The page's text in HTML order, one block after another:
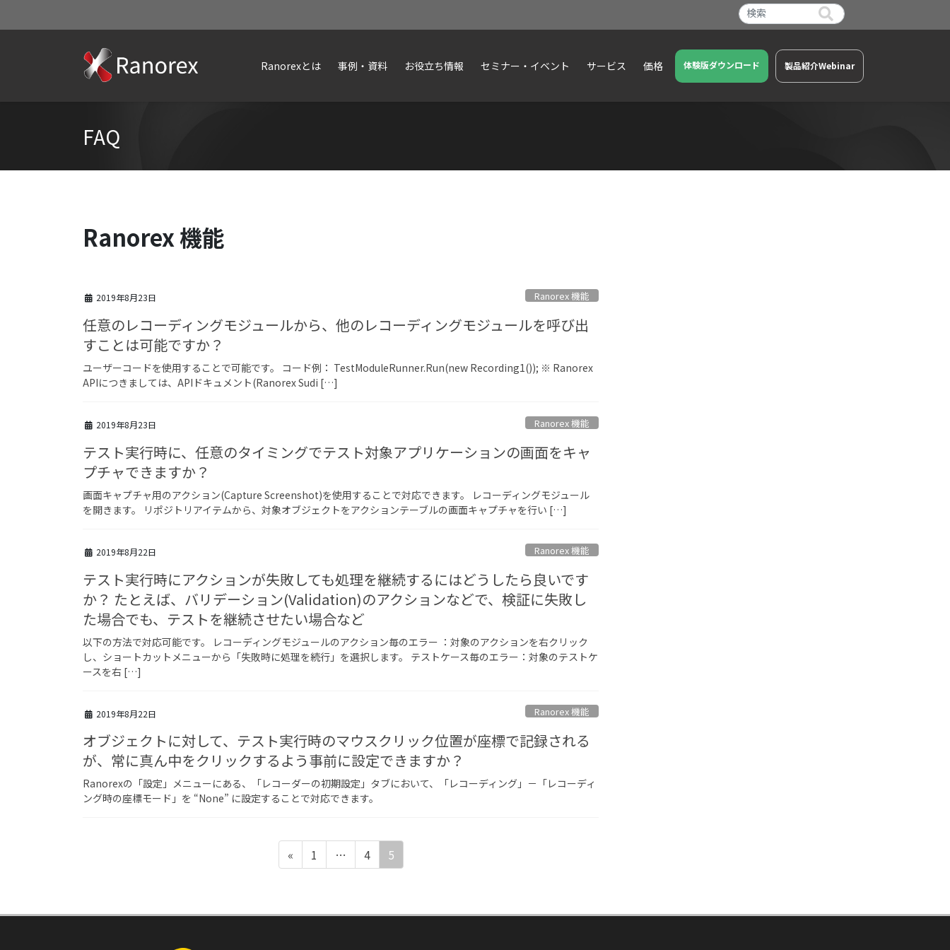
Ranorexとは 事例・資料 お役立ち情報 セミナー・イベント サービス 価格 体験版ダウンロード 製品紹介Webinar
FAQ
Ranorex 機能
2019年8月23日 Ranorex 機能
任意のレコーディングモジュールから、他のレコーディングモジュールを呼び出
すことは可能ですか？
ユーザーコードを使用することで可能です。 コード例： TestModuleRunner.Run(new Recording1()); ※ Ranorex
APIにつきましては、APIドキュメント(Ranorex Sudi […]
2019年8月23日 Ranorex 機能
テスト実行時に、任意のタイミングでテスト対象アプリケーションの画面をキャ
プチャできますか？
画面キャプチャ用のアクション(Capture Screenshot)を使用することで対応できます。 レコーディングモジュール
を開きます。 リポジトリアイテムから、対象オブジェクトをアクションテーブルの画面キャプチャを行い […]
2019年8月22日 Ranorex 機能
テスト実行時にアクションが失敗しても処理を継続するにはどうしたら良いです
か？ たとえば、バリデーション(Validation)のアクションなどで、検証に失敗し
た場合でも、テストを継続させたい場合など
以下の方法で対応可能です。 レコーディングモジュールのアクション毎のエラー ：対象のアクションを右クリック
し、ショートカットメニューから「失敗時に処理を続行」を選択します。 テストケース毎のエラー：対象のテストケ
ースを右 […]
2019年8月22日 Ranorex 機能
オブジェクトに対して、テスト実行時のマウスクリック位置が座標で記録される
が、常に真ん中をクリックするよう事前に設定できますか？
Ranorexの「設定」メニューにある、「レコーダーの初期設定」タブにおいて、「レコーディング」－「レコーディ
ング時の座標モード」を “None” に設定することで対応できます。
« 1 … 4 5